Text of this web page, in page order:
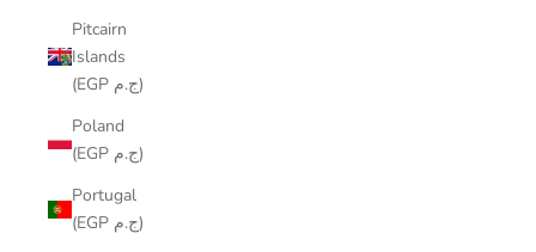
Pitcairn
Islands
(EGP ج.م)
Poland
(EGP ج.م)
Portugal
(EGP ج.م)